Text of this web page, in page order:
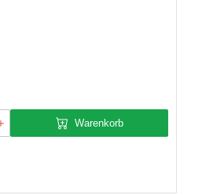
Warenkorb